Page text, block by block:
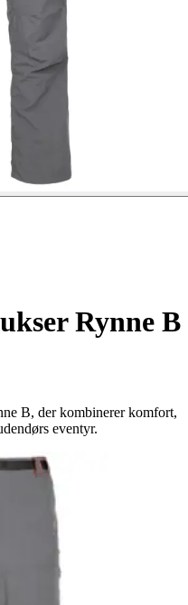
Rynne B
B, der kombinerer komfort,
eventyr.